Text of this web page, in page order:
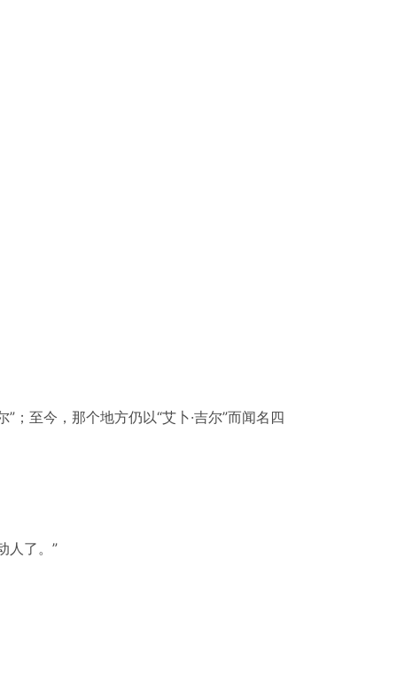
；至今，那个地方仍以“艾卜·吉尔”而闻名四
人了。”